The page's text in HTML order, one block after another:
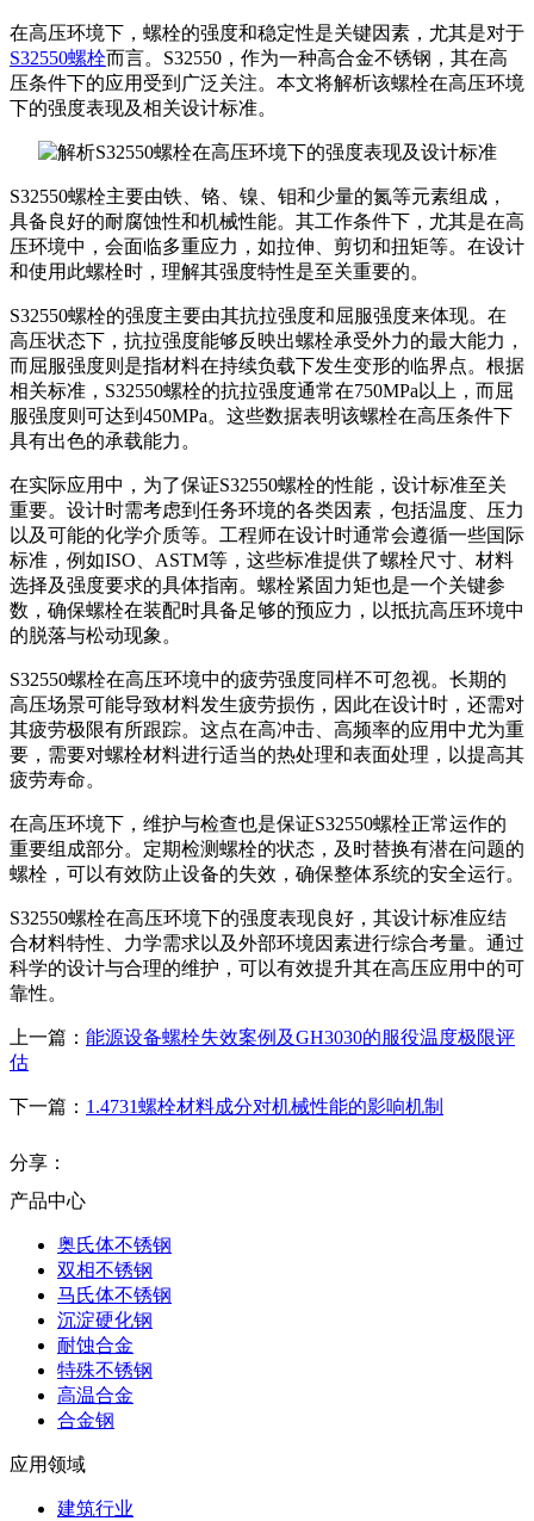
在高压环境下，螺栓的强度和稳定性是关键因素，尤其是对于
S32550螺栓而言。S32550，作为一种高合金不锈钢，其在高
压条件下的应用受到广泛关注。本文将解析该螺栓在高压环境
下的强度表现及相关设计标准。
S32550螺栓主要由铁、铬、镍、钼和少量的氮等元素组成，
具备良好的耐腐蚀性和机械性能。其工作条件下，尤其是在高
压环境中，会面临多重应力，如拉伸、剪切和扭矩等。在设计
和使用此螺栓时，理解其强度特性是至关重要的。
S32550螺栓的强度主要由其抗拉强度和屈服强度来体现。在
高压状态下，抗拉强度能够反映出螺栓承受外力的最大能力，
而屈服强度则是指材料在持续负载下发生变形的临界点。根据
相关标准，S32550螺栓的抗拉强度通常在750MPa以上，而屈
服强度则可达到450MPa。这些数据表明该螺栓在高压条件下
具有出色的承载能力。
在实际应用中，为了保证S32550螺栓的性能，设计标准至关
重要。设计时需考虑到任务环境的各类因素，包括温度、压力
以及可能的化学介质等。工程师在设计时通常会遵循一些国际
标准，例如ISO、ASTM等，这些标准提供了螺栓尺寸、材料
选择及强度要求的具体指南。螺栓紧固力矩也是一个关键参
数，确保螺栓在装配时具备足够的预应力，以抵抗高压环境中
的脱落与松动现象。
S32550螺栓在高压环境中的疲劳强度同样不可忽视。长期的
高压场景可能导致材料发生疲劳损伤，因此在设计时，还需对
其疲劳极限有所跟踪。这点在高冲击、高频率的应用中尤为重
要，需要对螺栓材料进行适当的热处理和表面处理，以提高其
疲劳寿命。
在高压环境下，维护与检查也是保证S32550螺栓正常运作的
重要组成部分。定期检测螺栓的状态，及时替换有潜在问题的
螺栓，可以有效防止设备的失效，确保整体系统的安全运行。
S32550螺栓在高压环境下的强度表现良好，其设计标准应结
合材料特性、力学需求以及外部环境因素进行综合考量。通过
科学的设计与合理的维护，可以有效提升其在高压应用中的可
靠性。
上一篇： 能源设备螺栓失效案例及GH3030的服役温度极限评
估
下一篇： 1.4731螺栓材料成分对机械性能的影响机制
分享：
产品中心
奥氏体不锈钢
双相不锈钢
马氏体不锈钢
沉淀硬化钢
耐蚀合金
特殊不锈钢
高温合金
合金钢
应用领域
建筑行业